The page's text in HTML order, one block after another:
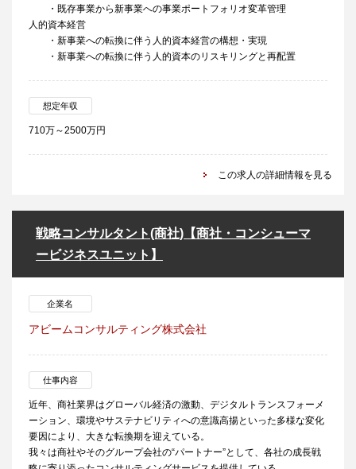
・既存事業から新事業への事業ポートフォリオ変革管理
人的資本経営
・新事業への転換に伴う人的資本経営の構想・実現
・新事業への転換に伴う人的資本のリスキリングと再配置
想定年収
710万～2500万円
この求人の詳細情報を見る
戦略コンサルタント(商社)【商社・コンシューマ
ービジネスユニット】
企業名
アビームコンサルティング株式会社
仕事内容
近年、商社業界はグローバル経済の激動、デジタルトランスフォーメ
ーション、環境やサステナビリティへの意識高揚といった多様な変化
要因により、大きな転換期を迎えている。
我々は商社やそのグループ会社の“パートナー”として、各社の成長戦